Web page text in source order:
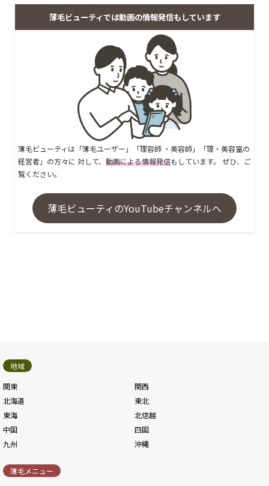
薄毛ビューティでは動画の情報発信もしています
薄毛ビューティは「薄毛ユーザー」「理容師 ・美容師」「理・美容室の
経営者」の方々に 対して、 動画による情報発信もしています。 ぜひ、ご
覧ください。
薄毛ビューティのYouTubeチャンネルへ
地域
関東
関西
北海道
東北
東海
北信越
中国
四国
九州
沖縄
薄毛メニュー